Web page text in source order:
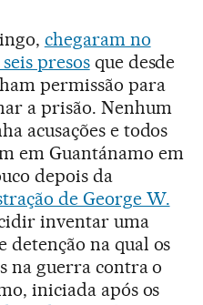
chegaram no
presosque desde
permissão para
a prisão. Nenhum
acusações e todos
em Guantánamo em
depois da
de George W.
inventar uma
detenção na qual os
na guerra contra o
iniciada após os